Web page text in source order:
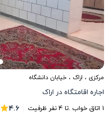
مرکزی ، اراک ، خیابان دانشگاه
اجاره اقامتگاه در اراک
1 اتاق خواب .تا4نفر ظرفیت 4.6